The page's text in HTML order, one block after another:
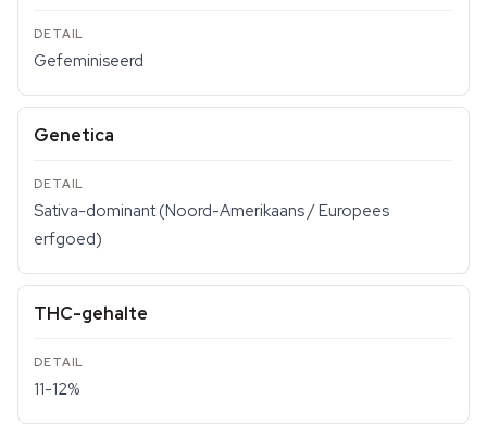
Gefeminiseerd
Genetica
Sativa-dominant (Noord-Amerikaans / Europees
erfgoed)
THC-gehalte
11-12%